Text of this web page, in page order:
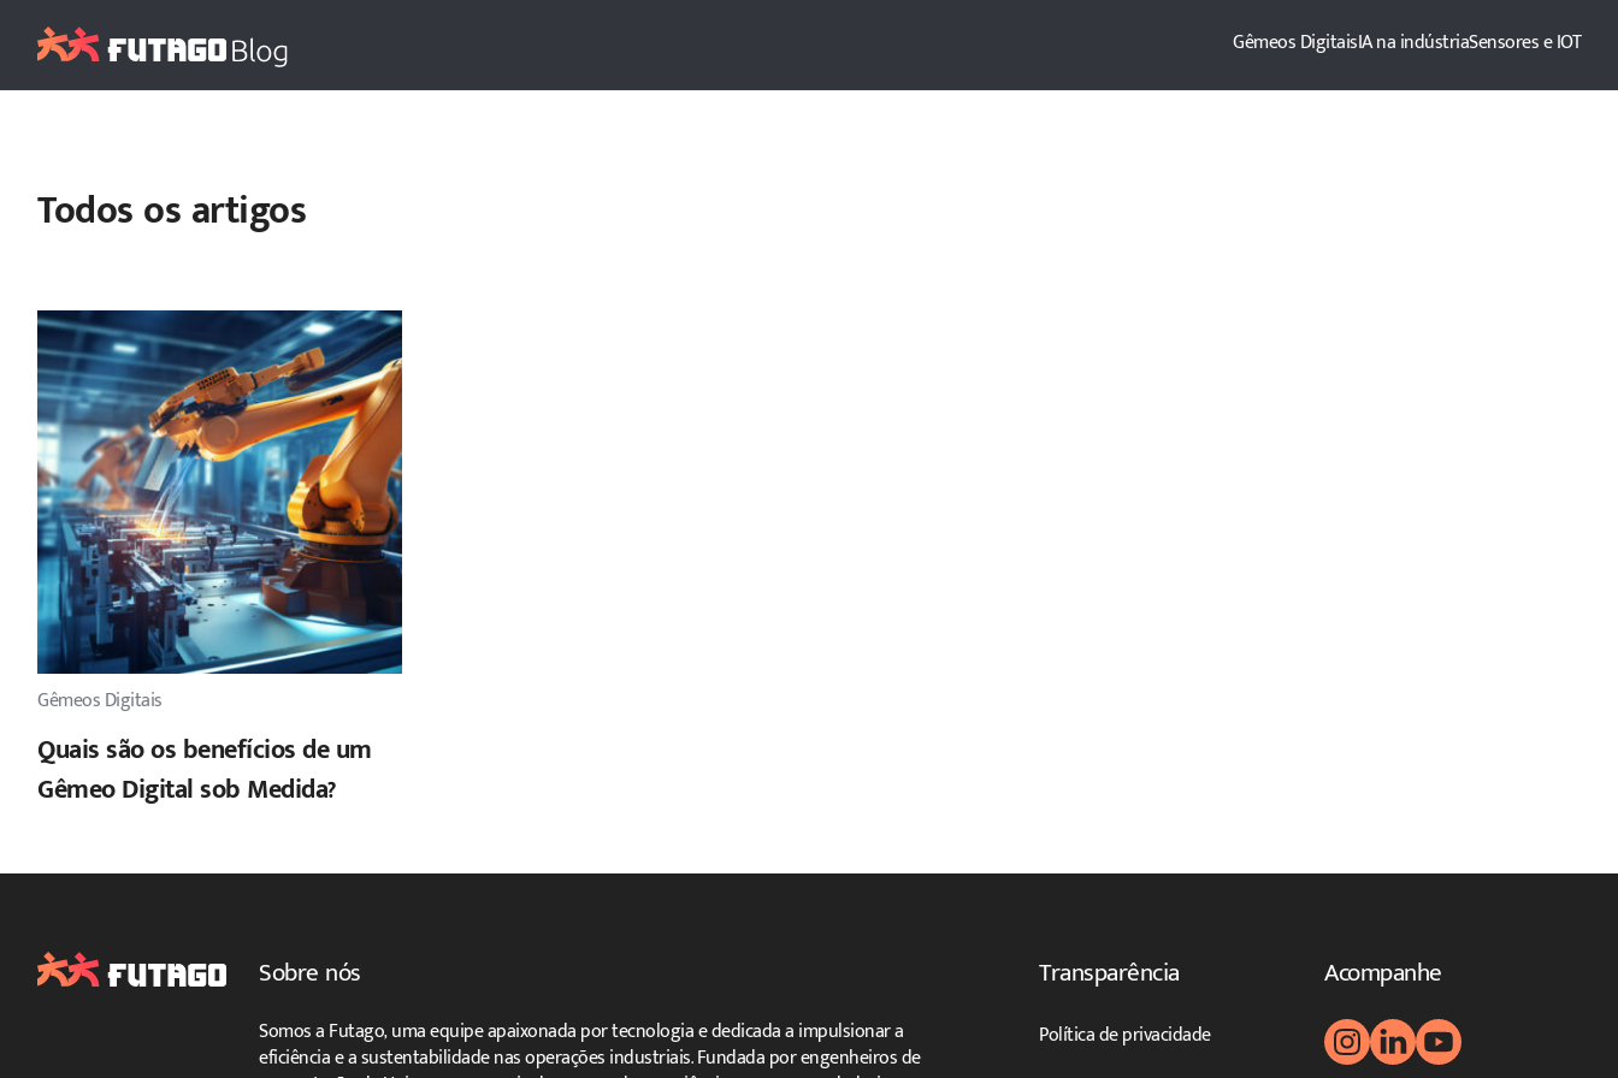
Gêmeos DigitaisIA na indústriaSensores e IOT
Todos os artigos
Gêmeos Digitais
Quais são os benefícios de um
Gêmeo Digital sob Medida?
Sobre nós
Somos a Futago, uma equipe apaixonada por tecnologia e dedicada a impulsionar a
eficiência e a sustentabilidade nas operações industriais. Fundada por engenheiros de
Transparência
Política de privacidade
Acompanhe